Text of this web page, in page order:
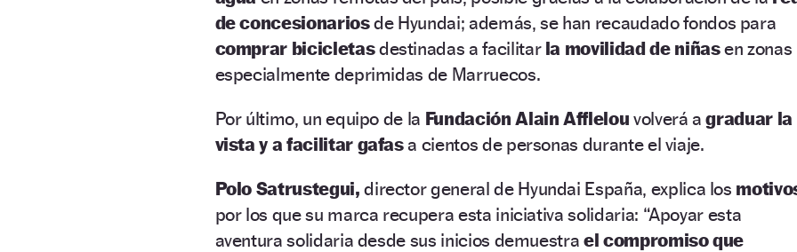
de concesionariosde Hyundai; además, se han recaudado fondos para
comprar bicicletasdestinadas a facilitarla movilidad de niñasen zonas
especialmente deprimidas de Marruecos.
Por último, un equipo de la Fundación Alain Afflelou volverá agraduar la
vista y a facilitar gafasa cientos de personas durante el viaje.
Polo Satrustegui,director general de Hyundai España, explica los
por los que su marca recupera esta iniciativa solidaria: “Apoyar esta
aventura solidaria desde sus inicios demuestra el compromiso que